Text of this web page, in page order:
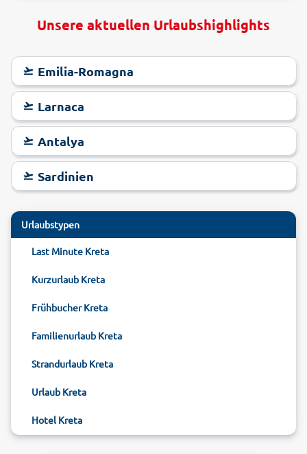
Unsere aktuellen Urlaubshighlights
Emilia-Romagna
Larnaca
Antalya
Sardinien
Urlaubstypen
Last Minute Kreta
Kurzurlaub Kreta
Frühbucher Kreta
Familienurlaub Kreta
Strandurlaub Kreta
Urlaub Kreta
Hotel Kreta